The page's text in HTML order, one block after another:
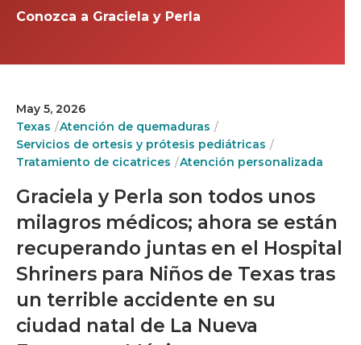
Conozca a Graciela y Perla
May 5, 2026
Texas
Atención de quemaduras
Servicios de ortesis y prótesis pediátricas
Tratamiento de cicatrices
Atención personalizada
Graciela y Perla son todos unos
milagros médicos; ahora se están
recuperando juntas en el Hospital
Shriners para Niños de Texas tras
un terrible accidente en su
ciudad natal de La Nueva